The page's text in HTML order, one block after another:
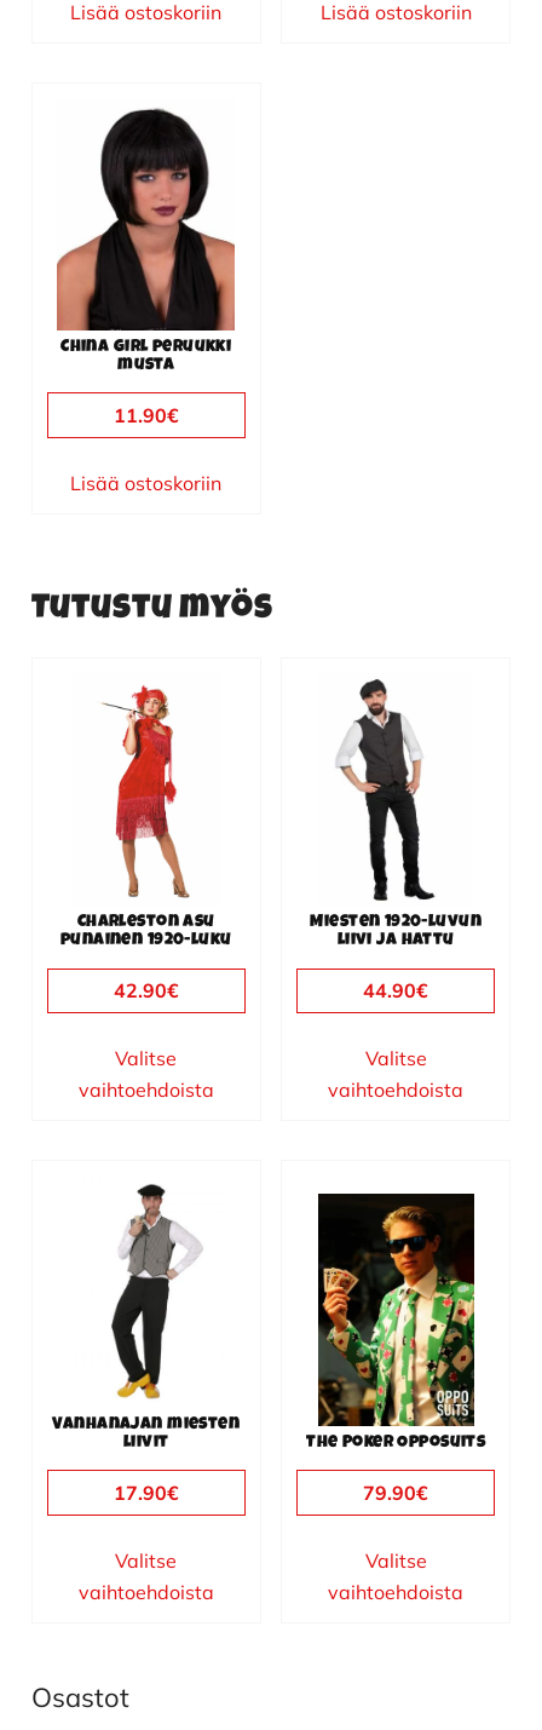
Lisää ostoskoriin Lisää ostoskoriin
China girl peruukki
musta
11.90€
Lisää ostoskoriin
Tutustu myös
Charleston asu
punainen 1920-luku
42.90€
Valitse
vaihtoehdoista
tuotteella
useampi
muunnelma.
valinnat
tuotteen
sivulla.
Miesten 1920-luvun
liivi ja hattu
44.90€
Valitse
vaihtoehdoista
tuotteella
useampi
muunnelma.
valinnat
tuotteen
sivulla.
Vanhanajan miesten
liivit
17.90€
Valitse
vaihtoehdoista
tuotteella
muunnelma.
valinnat
sivulla.
The Poker Opposuits
79.90€
Valitse
vaihtoehdoista
Tällä
tuotteella
useampi
muunnelma.
Voit
tehdä
valinnat
tuotteen
sivulla.
Ensisijainen
Osastot